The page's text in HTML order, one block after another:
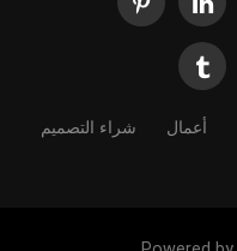
أعمال شراء التصميم